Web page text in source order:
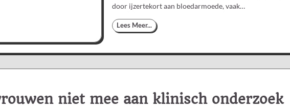
door ijzertekort aan bloedarmoede, vaak…
Lees Meer...
niet mee aan klinisch onderzoek